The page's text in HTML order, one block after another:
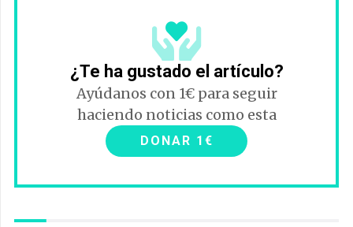
¿Te ha gustado el artículo?
Ayúdanos con 1€ para seguir
haciendo noticias como esta
DONAR 1€